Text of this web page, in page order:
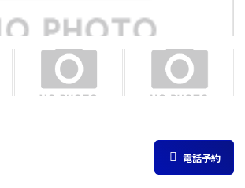
電話予約